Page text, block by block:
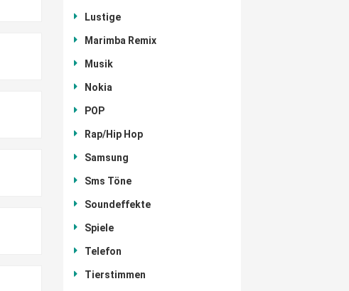
Lustige
Marimba Remix
Musik
Nokia
POP
Rap/Hip Hop
Samsung
Sms Töne
Soundeffekte
Spiele
Telefon
Tierstimmen